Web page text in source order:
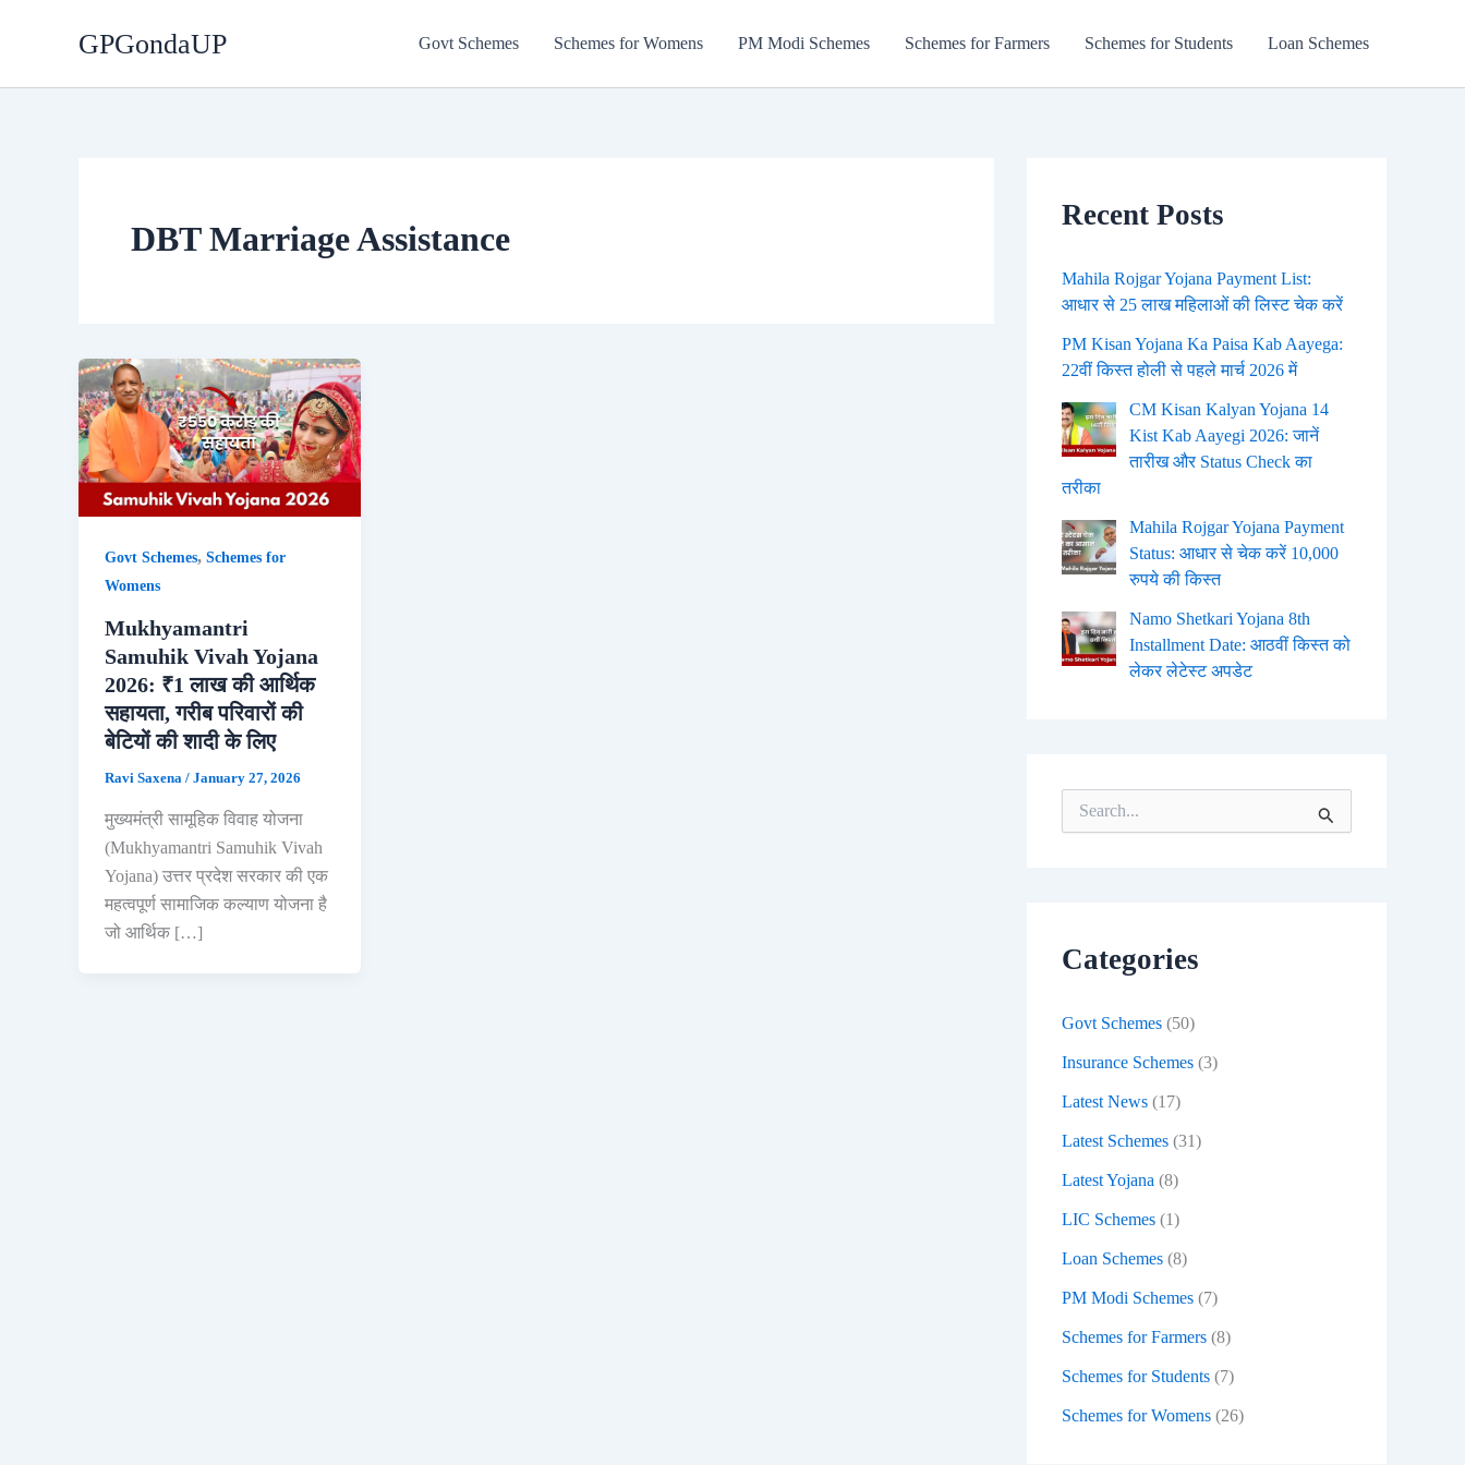
GPGondaUP Govt Schemes Schemes for Womens PM Modi Schemes Schemes for Farmers Schemes for Students Loan Schemes
DBT Marriage Assistance
Govt Schemes, Schemes for
Womens
Mukhyamantri
Samuhik Vivah Yojana
2026: ₹1 लाख की आर्थिक
सहायता, गरीब परिवारों की
बेटियों की शादी के लिए
Ravi Saxena / January 27, 2026
मुख्यमंत्री सामूहिक विवाह योजना
(Mukhyamantri Samuhik Vivah
Yojana) उत्तर प्रदेश सरकार की एक
महत्वपूर्ण सामाजिक कल्याण योजना है
जो आर्थिक […]
Recent Posts
Mahila Rojgar Yojana Payment List:
आधार से 25 लाख महिलाओं की लिस्ट चेक करें
PM Kisan Yojana Ka Paisa Kab Aayega:
22वीं किस्त होली से पहले मार्च 2026 में
CM Kisan Kalyan Yojana 14
Kist Kab Aayegi 2026: जानें
तारीख और Status Check का
तरीका
Mahila Rojgar Yojana Payment
Status: आधार से चेक करें 10,000
रुपये की किस्त
Namo Shetkari Yojana 8th
Installment Date: आठवीं किस्त को
लेकर लेटेस्ट अपडेट
o
Categories
Govt Schemes (50)
Insurance Schemes (3)
Latest News (17)
Latest Schemes (31)
Latest Yojana (8)
LIC Schemes (1)
Loan Schemes (8)
PM Modi Schemes (7)
Schemes for Farmers (8)
Schemes for Students (7)
Schemes for Womens (26)